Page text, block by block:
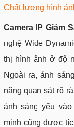
Chất lượng hình
Camera IP Giám
nghệ Wide
thị hình ảnh ở độ
Ngoài ra, ánh
năng quan sát rõ
ánh sáng yếu
minh cũng được